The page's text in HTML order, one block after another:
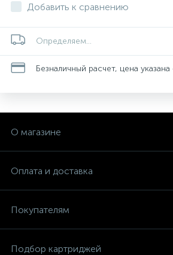
Добавить к сравнению
Определяем...
Безналичный расчет, цена
О магазине
Оплата и доставка
Покупателям
Подбор картриджей